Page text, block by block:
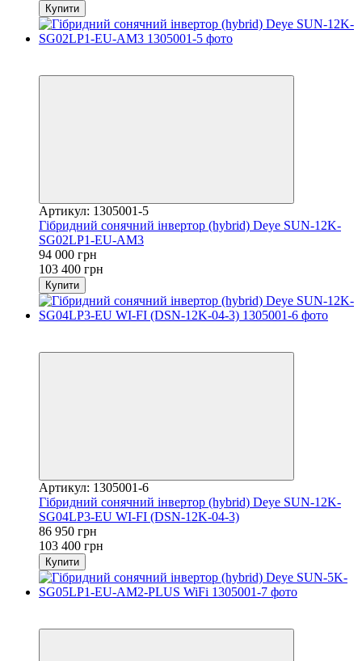
Купити
Артикул: 1305001-5
Гібридний сонячний інвертор (hybrid) Deye SUN-12K-
SG02LP1-EU-AM3
94 000 грн
103 400 грн
Купити
Артикул: 1305001-6
Гібридний сонячний інвертор (hybrid) Deye SUN-12K-
SG04LP3-EU WI-FI (DSN-12K-04-3)
86 950 грн
103 400 грн
Купити